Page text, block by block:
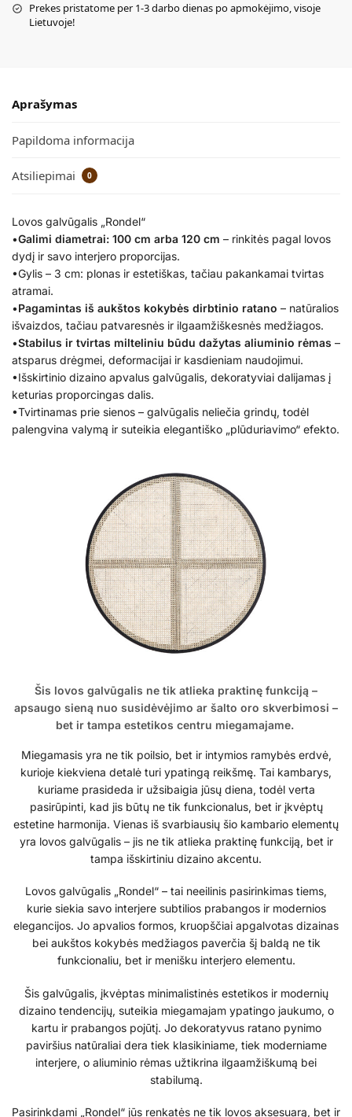
Prekes pristatome per 1-3 darbo dienas po apmokėjimo, visoje
Lietuvoje!
Aprašymas
Papildoma informacija
Atsiliepimai 0
Lovos galvūgalis „Rondel“
•Galimi diametrai: 100 cm arba 120 cm – rinkitės pagal lovos
dydį ir savo interjero proporcijas.
•Gylis – 3 cm: plonas ir estetiškas, tačiau pakankamai tvirtas
atramai.
•Pagamintas iš aukštos kokybės dirbtinio ratano – natūralios
išvaizdos, tačiau patvaresnės ir ilgaamžiškesnės medžiagos.
•Stabilus ir tvirtas milteliniu būdu dažytas aliuminio rėmas –
atsparus drėgmei, deformacijai ir kasdieniam naudojimui.
•Išskirtinio dizaino apvalus galvūgalis, dekoratyviai dalijamas į
keturias proporcingas dalis.
•Tvirtinamas prie sienos – galvūgalis neliečia grindų, todėl
palengvina valymą ir suteikia elegantiško „plūduriavimo“ efekto.
Šis lovos galvūgalis ne tik atlieka praktinę funkciją –
apsaugo sieną nuo susidėvėjimo ar šalto oro skverbimosi –
bet ir tampa estetikos centru miegamajame.
Miegamasis yra ne tik poilsio, bet ir intymios ramybės erdvė,
kurioje kiekviena detalė turi ypatingą reikšmę. Tai kambarys,
kuriame prasideda ir užsibaigia jūsų diena, todėl verta
pasirūpinti, kad jis būtų ne tik funkcionalus, bet ir įkvėptų
estetine harmonija. Vienas iš svarbiausių šio kambario elementų
yra lovos galvūgalis – jis ne tik atlieka praktinę funkciją, bet ir
tampa išskirtiniu dizaino akcentu.
Lovos galvūgalis „Rondel“ – tai neeilinis pasirinkimas tiems,
kurie siekia savo interjere subtilios prabangos ir modernios
elegancijos. Jo apvalios formos, kruopščiai apgalvotas dizainas
bei aukštos kokybės medžiagos paverčia šį baldą ne tik
funkcionaliu, bet ir menišku interjero elementu.
Šis galvūgalis, įkvėptas minimalistinės estetikos ir modernių
dizaino tendencijų, suteikia miegamajam ypatingo jaukumo, o
kartu ir prabangos pojūtį. Jo dekoratyvus ratano pynimo
paviršius natūraliai dera tiek klasikiniame, tiek moderniame
interjere, o aliuminio rėmas užtikrina ilgaamžiškumą bei
stabilumą.
Pasirinkdami „Rondel“ jūs renkatės ne tik lovos aksesuarą, bet ir